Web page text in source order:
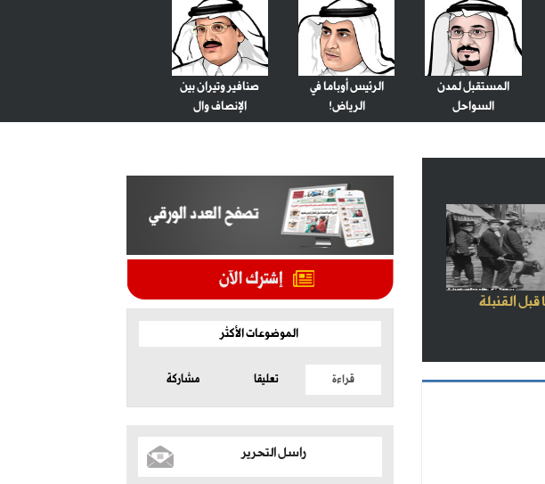
المستقبل لمدن
السواحل
الرئيس أوباما في
الرياض!
صنافير وتيران بين
الإنصاف وال
قبل القنبلة
الموضوعات الأكثر
قراءة تعليقا مشاركة
راسل التحرير